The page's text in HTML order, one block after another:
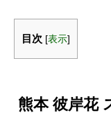
目次 [表示]
熊本 彼岸花